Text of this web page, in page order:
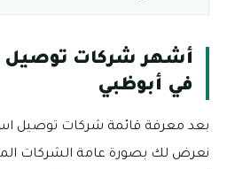
أشهر شركات توصيل
في أبوظبي
بعد معرفة قائمة شركات توصيل
نعرض لك بصورة عامة الشركات